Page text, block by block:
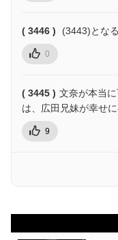
( 3446 ) (3443)とな
0
( 3445 ) 文奈が本当
は、広田兄妹が幸せ
9